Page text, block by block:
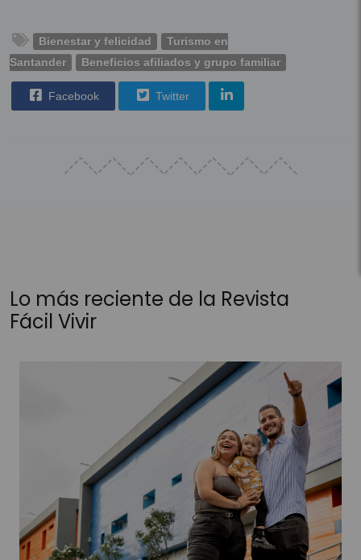
Bienestar y felicidad
Turismo en
Santander
Beneficios afiliados y grupo familiar
Facebook Twitter
Lo más reciente de la Revista
Fácil Vivir